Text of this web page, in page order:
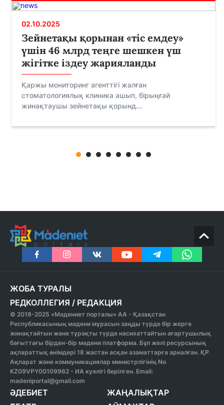
02.10.2025
Зейнетақы қорынан «тіс емдеу»
үшін 46 млрд теңге шешкен үш
жігітке іздеу жарияланды
Қаржы мониторинг агенттігі жалған
стоматологиялық клиника ашып, бірыңғай
жинақтаушы зейнетақы қорынд...
ЖОБА ТУРАЛЫ
РЕДКОЛЛЕГИЯ / РЕДАКЦИЯ
© 2018-2025 «Мәдениет порталы» АА - Қазақстан
Республикасының мәдени мұрасын заңды түрде бір жерге
жинақтайтын және тұрақты түрде насихаттайтын ағартушылық
бағыттағы бірден-бір мәдени платформа. Бұл желі ресурсының
ақпараттық өнімдері 18 жастан асқан азаматтарға арналған. ҚР
Ақпарат және коммуникациялар министрлігінің No
KZ09VPY00109962 - ИА куәлігі берілген. Email:
madeniportal@gmail.com
ӘДЕБИЕТ
ЖАҢАЛЫҚТАР